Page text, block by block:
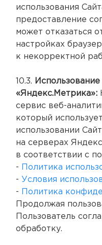
использования
предоставление
может отказаться
настройках
к некорректной
10.3.
«Яндекс.Метрика»:
сервис веб-
который
использовании
на серверах
в соответствии с
-
Политика
- Условия
-
Политика
Продолжая
Пользователь
обработку.